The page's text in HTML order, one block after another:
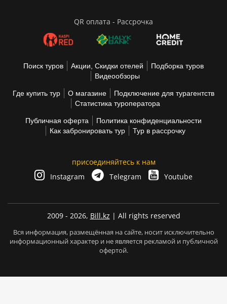
QR оплата - Рассрочка
Поиск туров Акции, Скидки отелей
Подборка туров
Видеообзоры
Где купить тур О магазине
Подключение для турагентств
Статистика туроператора
Публичная оферта
Политика конфиденциальности
Как забронировать тур
Тур в рассрочку
присоединяйтесь к нам
Instagram
Telegram Youtube
2009 - 2026, Bill.kz | All rights reserved
Вся информация, размещённая на сайте, носит исключительно
информационный характер и не является рекламой и публичной
офертой.